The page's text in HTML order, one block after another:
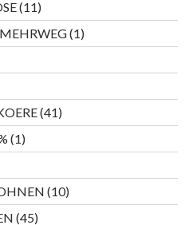
1111
Produkte
11
Produkt
4141
Produkte
11
Produkt
1010
Produkte
4545